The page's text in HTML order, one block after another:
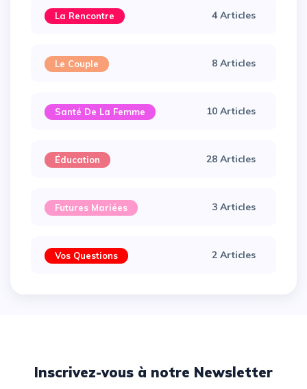
La Rencontre 4 Articles
Le Couple 8 Articles
Santé De La Femme 10 Articles
Éducation 28 Articles
Futures Mariées 3 Articles
Vos Questions 2 Articles
Inscrivez-vous à notre Newsletter